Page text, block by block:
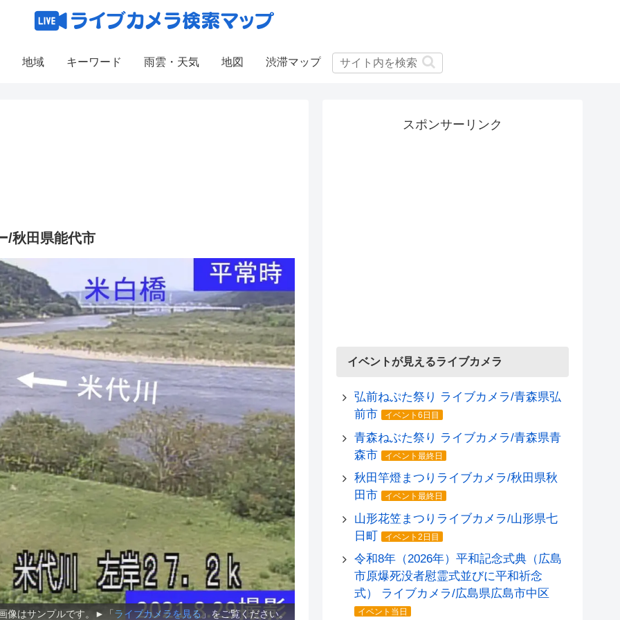
地域 キーワード 雨雲・天気 地図 渋滞マップ
/秋田県能代市
像はサンプルです。►「 ライブカメラを見る」をご覧ください。
スポンサーリンク
イベントが見えるライブカメラ
弘前ねぷた祭り ライブカメラ/青森県弘
前市
イベント6日目
青森ねぶた祭り ライブカメラ/青森県青
森市
イベント最終日
秋田竿燈まつりライブカメラ/秋田県秋
田市
イベント最終日
山形花笠まつりライブカメラ/山形県七
日町
イベント2日目
令和8年（2026年）平和記念式典（広島
市原爆死没者慰霊式並びに平和祈念
式） ライブカメラ/広島県広島市中区
イベント当日